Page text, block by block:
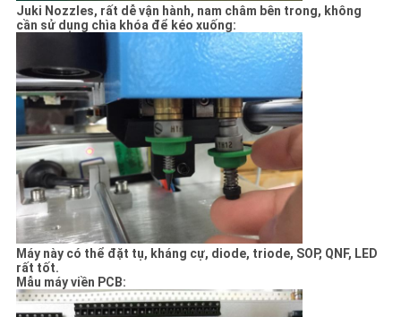
Juki Nozzles, rất dễ vận hành, nam châm bên trong, không
cần sử dụng chìa khóa để kéo xuống:
Máy này có thể đặt tụ, kháng cự, diode, triode, SOP, QNF, LED
rất tốt.
Mẫu máy viền PCB: